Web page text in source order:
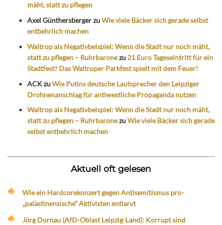
mäht, statt zu pflegen
Axel GünthersbergerzuWie viele Bäcker sich gerade selbst
entbehrlich machen
Waltrop als Negativbeispiel: Wenn die Stadt nur noch mäht,
statt zu pflegen – Ruhrbaronezu 21 Euro Tageseintritt für ein
Stadtfest? Das Waltroper Parkfest spielt mit dem Feuer!
ACKzuWie Putins deutsche Lautsprecher den Leipziger
Drohnenanschlag für antiwestliche Propaganda nutzen
Waltrop als Negativbeispiel: Wenn die Stadt nur noch mäht,
statt zu pflegen – RuhrbaronezuWie viele Bäcker sich gerade
selbst entbehrlich machen
Aktuell oft gelesen
Wie ein Hardcorekonzert gegen Antisemitismus pro-
„palästinensische“ Aktivisten entlarvt
Jörg Dornau (AfD-Oblast Leipzig-Land): Korrupt sind